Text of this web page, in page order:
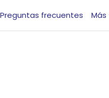
Preguntas frecuentes Más